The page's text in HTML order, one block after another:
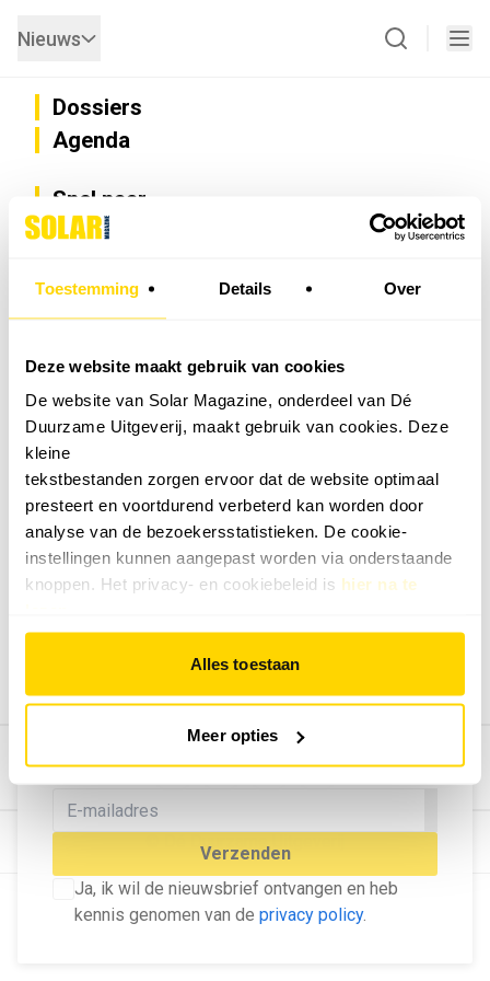
Toestemming Details Over
Deze website maakt gebruik van cookies
De website van Solar Magazine, onderdeel van Dé
Duurzame Uitgeverij, maakt gebruik van cookies. Deze
kleine
tekstbestanden zorgen ervoor dat de website optimaal
presteert en voortdurend verbeterd kan worden door
analyse van de bezoekersstatistieken. De cookie-
instellingen kunnen aangepast worden via onderstaande
knoppen. Het privacy- en cookiebeleid is hier na te
Alles toestaan
Meer opties
MELD U AAN VOOR ONZE
NIEUWSBRIEF
Blijf op de hoogte van het laatste nieuws!
Verzenden
Ja, ik wil de nieuwsbrief ontvangen en heb
kennis genomen van de privacy policy.
Nieuws
Dossiers
Agenda
Snel naar
Privacy
Nieuwsbrief
Vacatures
Installateurzoeker
Cookievoorkeuren wijzigen
English
Geef ons feedback
Vertel ons wat je van onze website vindt.
Tip de redactie
Bekijk hier de mogelijkheden.
© Dé Duurzame Uitgeverij